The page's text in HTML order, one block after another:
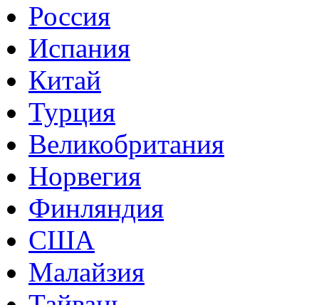
Россия
Испания
Китай
Турция
Великобритания
Норвегия
Финляндия
США
Малайзия